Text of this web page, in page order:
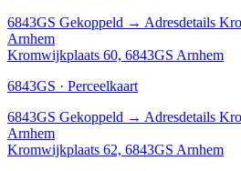
6843GS Gekoppeld → Adresdetails
Arnhem
Kromwijkplaats 60, 6843GS Arnhem
6843GS · Perceelkaart
6843GS Gekoppeld → Adresdetails
Arnhem
Kromwijkplaats 62, 6843GS Arnhem